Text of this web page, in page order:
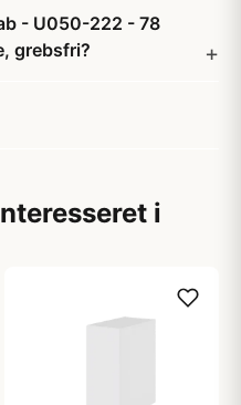
- U050-222 - 78
grebsfri?
i